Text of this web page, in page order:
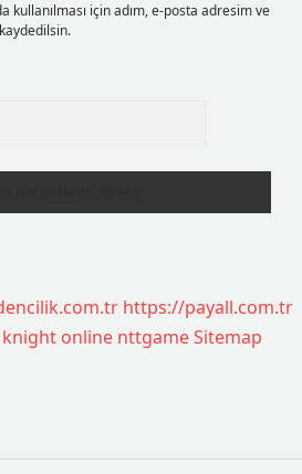
kullanılması için adım, e-posta adresim ve
https://payall.com.tr
knight online nttgameSitemap